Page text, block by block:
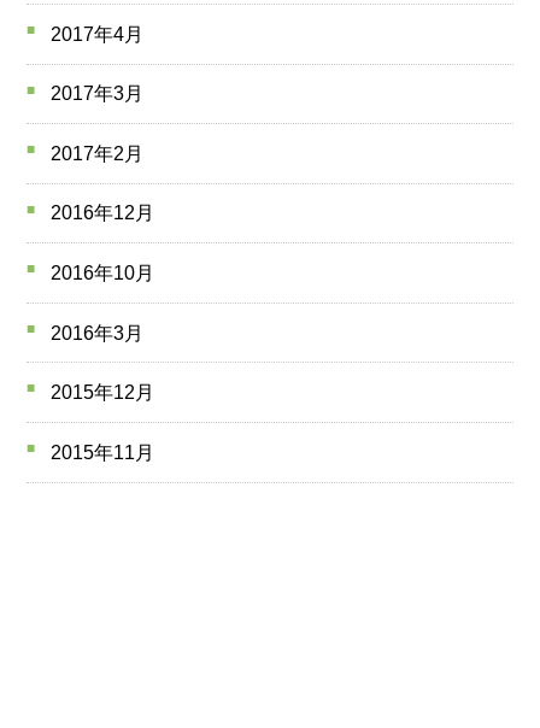
2017年4月
2017年3月
2017年2月
2016年12月
2016年10月
2016年3月
2015年12月
2015年11月